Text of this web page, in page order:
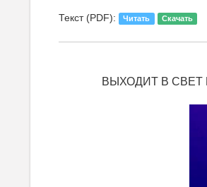
Текст (PDF): Читать Скачать
ВЫХОДИТ В СВЕТ